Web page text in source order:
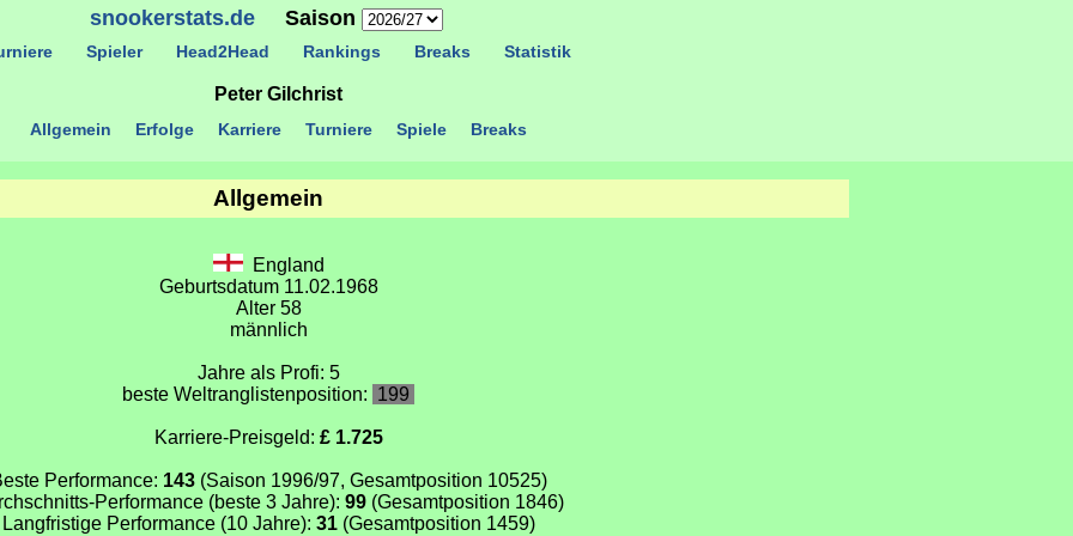
snookerstats.deSaison
Spieler Head2Head Rankings Breaks Statistik
Peter Gilchrist
Allgemein
England
Geburtsdatum 11.02.1968
Alter 58
männlich
Jahre als Profi: 5
beste Weltranglistenposition: 199
Karriere-Preisgeld: £ 1.725
Performance: 143(Saison 1996/97, Gesamtposition 10525)
Performance (beste 3 Jahre): 99 (Gesamtposition 1846)
Langfristige Performance (10 Jahre): 31(Gesamtposition 1459)
Allgemein Erfolge Karriere Turniere Spiele Breaks